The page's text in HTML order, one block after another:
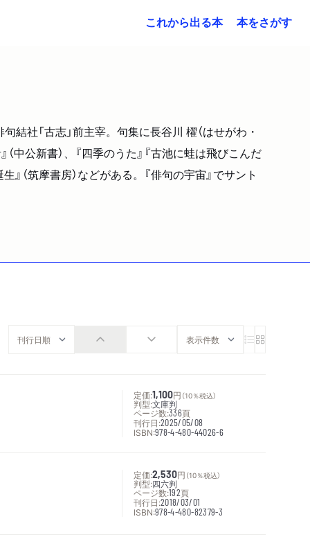
これから出る本 本をさがす
社「古志」前主宰。句集に長谷川 櫂（はせがわ・
（中公新書）、『四季のうた』『古池に蛙は飛びこんだ
』（筑摩書房）などがある。『俳句の宇宙』でサント
定価:1,100円 （10％税込）
判型:文庫判
ページ数:336頁
刊行日:2025/05/08
ISBN:978-4-480-44026-6
定価:2,530円 （10％税込）
判型:四六判
ページ数:192頁
刊行日:2018/03/01
ISBN:978-4-480-82379-3